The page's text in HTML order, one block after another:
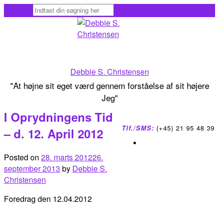
to
Debbie S. Christensen
"At højne sit eget værd gennem forståelse af sit højere
Jeg"
Tlf./SMS: (+45) 21 95 48 39
I Oprydningens Tid
– d. 12. April 2012
Posted on 28. marts 201226.
september 2013 by Debbie S.
Christensen
Foredrag den 12.04.2012